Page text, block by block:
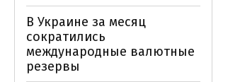
В Украине за месяц
сократились
международные валютные
резервы